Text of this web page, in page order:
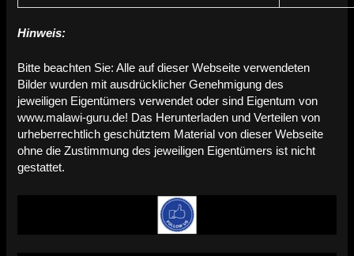
Hinweis:
Bitte beachten Sie: Alle auf dieser Webseite verwendeten
Bilder wurden mit ausdrücklicher Genehmigung des
jeweiligen Eigentümers verwendet oder sind Eigentum von
www.malawi-guru.de! Das Herunterladen und Verteilen von
urheberrechtlich geschütztem Material von dieser Webseite
ohne die Zustimmung des jeweiligen Eigentümers ist nicht
gestattet.